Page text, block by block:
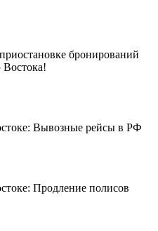
бронирований
Востока!
Вывозные рейсы в РФ
Продление полисов